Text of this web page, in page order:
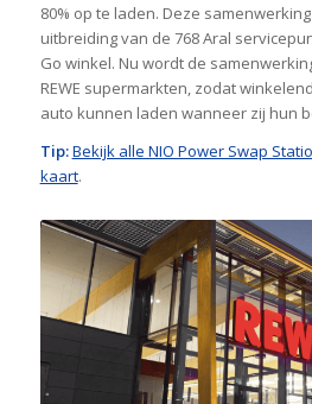
80% op te laden. Deze
uitbreiding van de 768 Aral
Go winkel. Nu wordt de
REWE supermarkten, zodat
auto kunnen laden wanneer zij hun
Tip:Bekijk alle NIO Power Swap
kaart.